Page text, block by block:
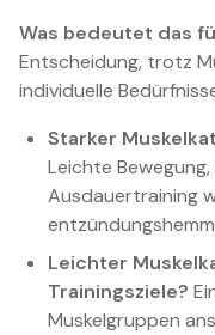
Was bedeutet das
Entscheidung, trotz
individuelle
Starker
Leichte
Ausdauertraining
Leichter
Trainingsziele?
Muskelgruppen